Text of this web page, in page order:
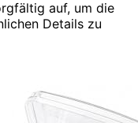
auf, um die
Details zu